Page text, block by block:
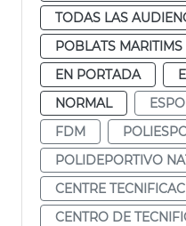
TODAS LAS
POBLATS MARITIMS
EN PORTADA
NORMAL
FDM
POLIDEPORTIVO
CENTRE
CENTRO DE